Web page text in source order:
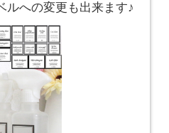
ルへの変更も出来ます♪